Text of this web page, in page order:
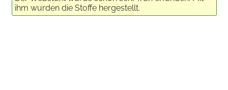
ihm wurden die Stoffe hergestellt.